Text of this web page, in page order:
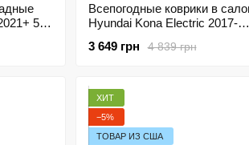
5D
Всепогодные коврики в
Hyundai Kona Electric 2017-
Coverage
4 839 грн
3 649 грн
ХИТ
−5%
ТОВАР ИЗ США